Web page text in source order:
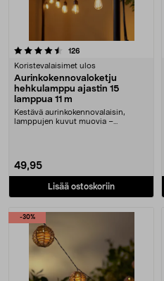
126
Koristevalaisimet ulos
Aurinkokennovaloketju
hehkulamppu ajastin 15
lamppua 11 m
Kestävä aurinkokennovalaisin,
lamppujen kuvut muovia –
49,95
Lisää ostoskoriin
4.5 viidestä tähdestä
-30%